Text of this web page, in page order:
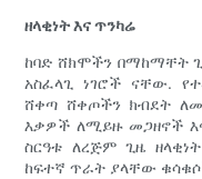
ዘላቂነት እና ጥንካሬ
ከባድ ሸክሞችን በማከማቸት
አስፈላጊ ነገሮች ናቸው.
ሸቀጣ ሸቀጦችን ክብደት
እቃዎች ለሚይዙ መጋዘኖች
ስርዓቱ ለረጅም ጊዜ
ከፍተኛ ጥራት ያላቸው